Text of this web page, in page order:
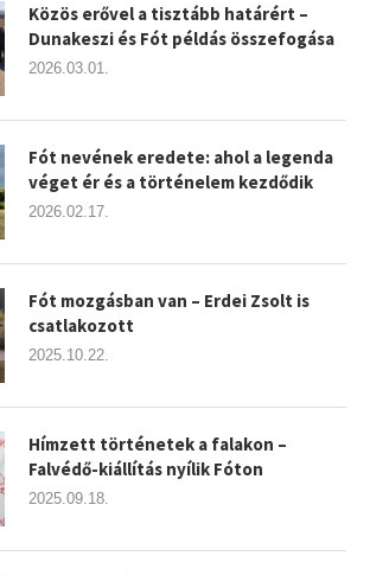
Közös erővel a tisztább határért –
Dunakeszi és Fót példás összefogása
2026.03.01.
Fót nevének eredete: ahol a legenda
véget ér és a történelem kezdődik
2026.02.17.
Fót mozgásban van – Erdei Zsolt is
csatlakozott
2025.10.22.
Hímzett történetek a falakon –
Falvédő-kiállítás nyílik Fóton
2025.09.18.